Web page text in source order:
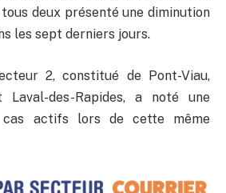
deux présenté une diminution
les sept derniers jours.
2, constitué de Pont-Viau,
Laval-des-Rapides, a noté une
actifs lors de cette même